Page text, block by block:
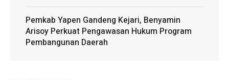
Pemkab Yapen Gandeng Kejari, Benyamin
Arisoy Perkuat Pengawasan Hukum Program
Pembangunan Daerah